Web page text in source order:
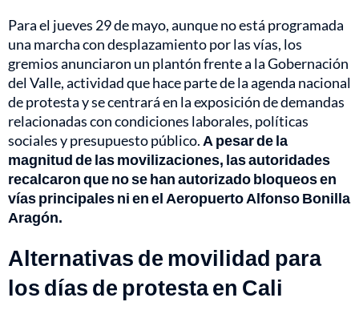
Para el jueves 29 de mayo, aunque no está programada
una marcha con desplazamiento por las vías, los
gremios anunciaron un plantón frente a la Gobernación
del Valle, actividad que hace parte de la agenda nacional
de protesta y se centrará en la exposición de demandas
relacionadas con condiciones laborales, políticas
sociales y presupuesto público. A pesar de la
magnitud de las movilizaciones, las autoridades
recalcaron que no se han autorizado bloqueos en
vías principales ni en el Aeropuerto Alfonso Bonilla
Aragón.
Alternativas de movilidad para
los días de protesta en Cali